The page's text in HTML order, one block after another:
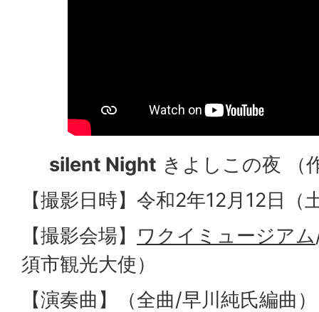
silent Night きよしこの夜 （
【撮影日時】令和2年12月12日（
【撮影会場】 ワクイミュージアム
須市観光大使）
【演奏曲】（全曲/早川純氏編曲）